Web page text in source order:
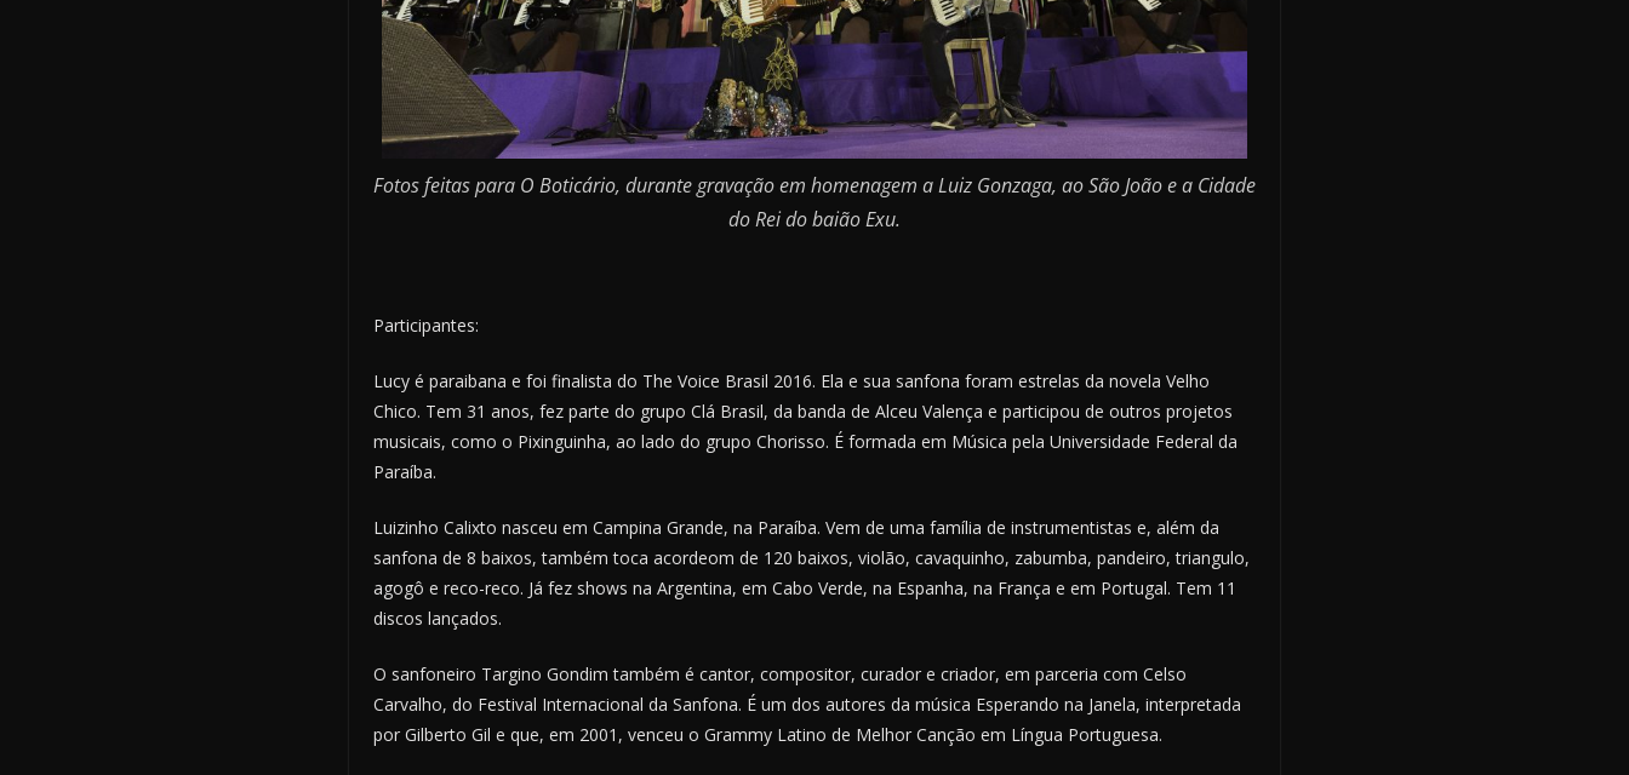
Fotos feitas para O Boticário, durante gravação em homenagem a Luiz Gonzaga, ao São João e a Cidade
do Rei do baião Exu.
Participantes:
Lucy é paraibana e foi finalista do The Voice Brasil 2016. Ela e sua sanfona foram estrelas da novela Velho
Chico. Tem 31 anos, fez parte do grupo Clá Brasil, da banda de Alceu Valença e participou de outros projetos
musicais, como o Pixinguinha, ao lado do grupo Chorisso. É formada em Música pela Universidade Federal da
Paraíba.
Luizinho Calixto nasceu em Campina Grande, na Paraíba. Vem de uma família de instrumentistas e, além da
sanfona de 8 baixos, também toca acordeom de 120 baixos, violão, cavaquinho, zabumba, pandeiro, triangulo,
agogô e reco-reco. Já fez shows na Argentina, em Cabo Verde, na Espanha, na França e em Portugal. Tem 11
discos lançados.
O sanfoneiro Targino Gondim também é cantor, compositor, curador e criador, em parceria com Celso
Carvalho, do Festival Internacional da Sanfona. É um dos autores da música Esperando na Janela, interpretada
por Gilberto Gil e que, em 2001, venceu o Grammy Latino de Melhor Canção em Língua Portuguesa.